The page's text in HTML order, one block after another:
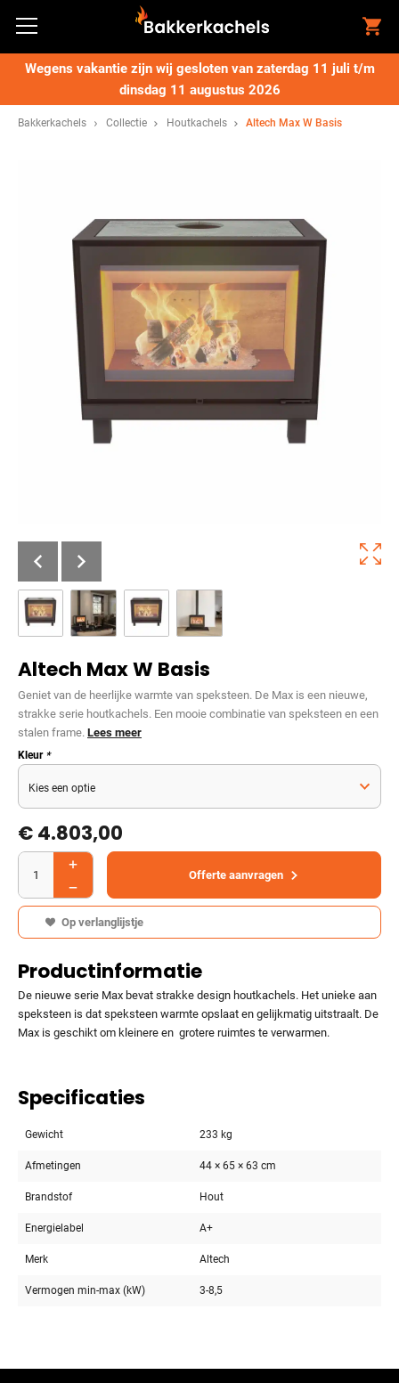
Wegens vakantie zijn wij gesloten van zaterdag 11 juli t/m
dinsdag 11 augustus 2026
Bakkerkachels Collectie Houtkachels Altech Max W Basis
Altech Max W Basis
Geniet van de heerlijke warmte van speksteen. De Max is een nieuwe,
strakke serie houtkachels. Een mooie combinatie van speksteen en een
stalen frame. Lees meer
Kleur *
€ 4.803,00
Offerte aanvragen
Op verlanglijstje
Productinformatie
De nieuwe serie Max bevat strakke design houtkachels. Het unieke aan
speksteen is dat speksteen warmte opslaat en gelijkmatig uitstraalt. De
Max is geschikt om kleinere en grotere ruimtes te verwarmen.
Specificaties
Gewicht 233 kg
Afmetingen 44 × 65 × 63 cm
Brandstof Hout
Energielabel A+
Merk Altech
Vermogen min-max (kW) 3-8,5